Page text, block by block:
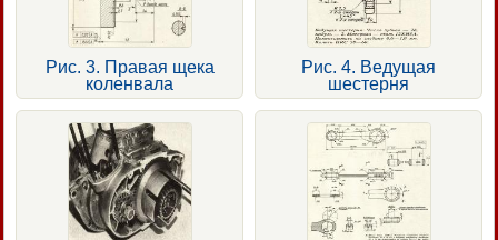
Рис. 3. Правая щека
коленвала
Рис. 4. Ведущая
шестерня